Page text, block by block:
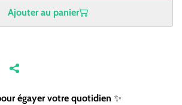
Ajouter au panier
égayer votre quotidien ✨